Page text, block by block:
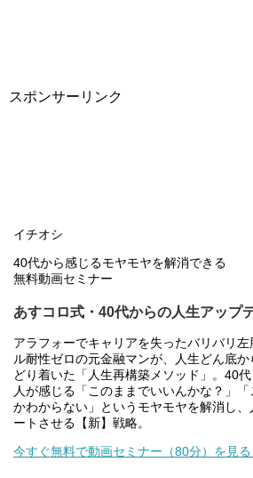
スポンサーリンク
イチオシ
40代から感じるモヤモヤを解消できる
無料動画セミナー
あすコロ式・40代からの人生アップ
アラフォーでキャリアを失ったバリバリ
ル耐性ゼロの元金融マンが、人生どん底
どり着いた「人生再構築メソッド」。40
人が感じる「このままでいいんかな？」
かわからない」というモヤモヤを解消し
ートさせる【新】戦略。
今すぐ無料で動画セミナー（80分）を見